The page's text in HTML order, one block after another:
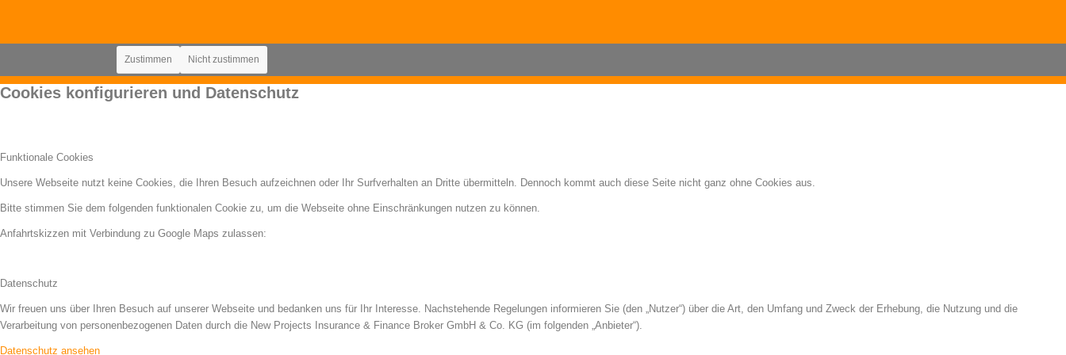
Zustimmen Nicht zustimmen
Cookies konfigurieren und Datenschutz
Funktionale Cookies
Unsere Webseite nutzt keine Cookies, die Ihren Besuch aufzeichnen oder Ihr Surfverhalten an Dritte übermitteln. Dennoch kommt auch diese Seite nicht ganz ohne Cookies aus.
Bitte stimmen Sie dem folgenden funktionalen Cookie zu, um die Webseite ohne Einschränkungen nutzen zu können.
Anfahrtskizzen mit Verbindung zu Google Maps zulassen:
Datenschutz
Wir freuen uns über Ihren Besuch auf unserer Webseite und bedanken uns für Ihr Interesse. Nachstehende Regelungen informieren Sie (den „Nutzer“) über die Art, den Umfang und Zweck der Erhebung, die Nutzung und die
Verarbeitung von personenbezogenen Daten durch die New Projects Insurance & Finance Broker GmbH & Co. KG (im folgenden „Anbieter“).
Datenschutz ansehen